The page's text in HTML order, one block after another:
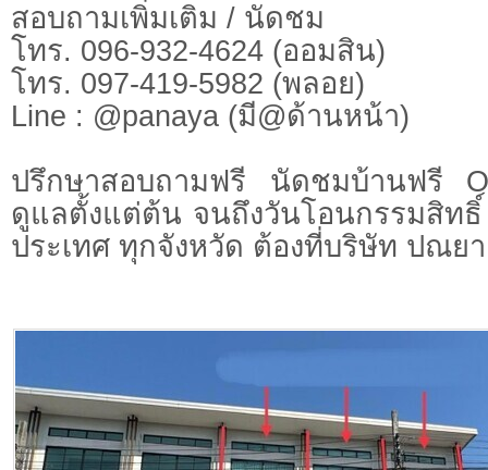
สอบถามเพิ่มเติม / นัดชม
โทร. 096-932-4624 (ออมสิน)
โทร. 097-419-5982 (พลอย)
Line : @panaya (มี@ด้านหน้า)
ปรึกษาสอบถามฟรี นัดชมบ้านฟรี
ดูแลตั้งแต่ต้น จนถึงวันโอนกรรมสิท
ประเทศ ทุกจังหวัด ต้องที่บริษัท ปณย